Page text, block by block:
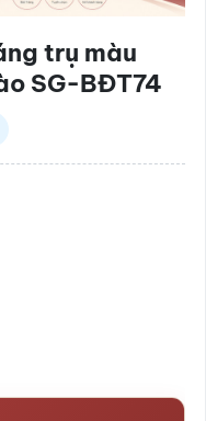
trụ màu
SG-BĐT74